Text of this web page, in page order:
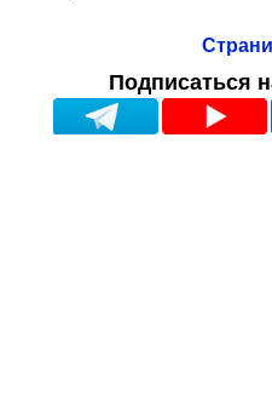
Подписаться